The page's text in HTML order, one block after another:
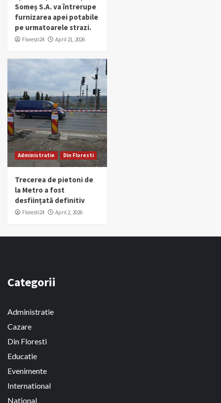
Someș S.A. va întrerupe
furnizarea apei potabile
pe urmatoarele strazi.
Floresti24 April 21, 2026
Administratie Din Floresti
Trecerea de pietoni de
la Metro a fost
desființată definitiv
Floresti24 April 2, 2026
Categorii
Administratie
Cazare
Din Floresti
Educatie
Evenimente
International
National